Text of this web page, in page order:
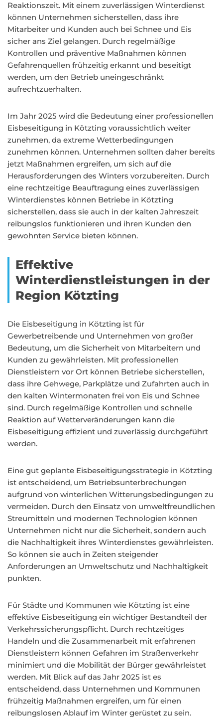
Reaktionszeit. Mit einem zuverlässigen Winterdienst
können Unternehmen sicherstellen, dass ihre
Mitarbeiter und Kunden auch bei Schnee und Eis
sicher ans Ziel gelangen. Durch regelmäßige
Kontrollen und präventive Maßnahmen können
Gefahrenquellen frühzeitig erkannt und beseitigt
werden, um den Betrieb uneingeschränkt
aufrechtzuerhalten.
Im Jahr 2025 wird die Bedeutung einer professionellen
Eisbeseitigung in Kötzting voraussichtlich weiter
zunehmen, da extreme Wetterbedingungen
zunehmen können. Unternehmen sollten daher bereits
jetzt Maßnahmen ergreifen, um sich auf die
Herausforderungen des Winters vorzubereiten. Durch
eine rechtzeitige Beauftragung eines zuverlässigen
Winterdienstes können Betriebe in Kötzting
sicherstellen, dass sie auch in der kalten Jahreszeit
reibungslos funktionieren und ihren Kunden den
gewohnten Service bieten können.
Effektive
Winterdienstleistungen in der
Region Kötzting
Die Eisbeseitigung in Kötzting ist für
Gewerbetreibende und Unternehmen von großer
Bedeutung, um die Sicherheit von Mitarbeitern und
Kunden zu gewährleisten. Mit professionellen
Dienstleistern vor Ort können Betriebe sicherstellen,
dass ihre Gehwege, Parkplätze und Zufahrten auch in
den kalten Wintermonaten frei von Eis und Schnee
sind. Durch regelmäßige Kontrollen und schnelle
Reaktion auf Wetterveränderungen kann die
Eisbeseitigung effizient und zuverlässig durchgeführt
werden.
Eine gut geplante Eisbeseitigungsstrategie in Kötzting
ist entscheidend, um Betriebsunterbrechungen
aufgrund von winterlichen Witterungsbedingungen zu
vermeiden. Durch den Einsatz von umweltfreundlichen
Streumitteln und modernen Technologien können
Unternehmen nicht nur die Sicherheit, sondern auch
die Nachhaltigkeit ihres Winterdienstes gewährleisten.
So können sie auch in Zeiten steigender
Anforderungen an Umweltschutz und Nachhaltigkeit
punkten.
Für Städte und Kommunen wie Kötzting ist eine
effektive Eisbeseitigung ein wichtiger Bestandteil der
Verkehrssicherungspflicht. Durch rechtzeitiges
Handeln und die Zusammenarbeit mit erfahrenen
Dienstleistern können Gefahren im Straßenverkehr
minimiert und die Mobilität der Bürger gewährleistet
werden. Mit Blick auf das Jahr 2025 ist es
entscheidend, dass Unternehmen und Kommunen
frühzeitig Maßnahmen ergreifen, um für einen
reibungslosen Ablauf im Winter gerüstet zu sein.